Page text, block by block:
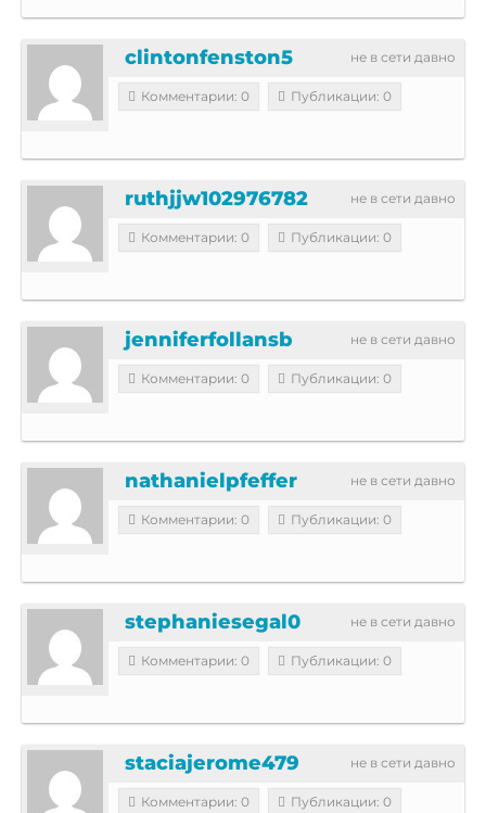
не в сети давно
clintonfenston5
Комментарии: 0 Публикации: 0
не в сети давно
ruthjjw102976782
Комментарии: 0 Публикации: 0
не в сети давно
jenniferfollansb
Комментарии: 0 Публикации: 0
не в сети давно
nathanielpfeffer
Комментарии: 0 Публикации: 0
не в сети давно
stephaniesegal0
Комментарии: 0 Публикации: 0
не в сети давно
staciajerome479
Комментарии: 0 Публикации: 0